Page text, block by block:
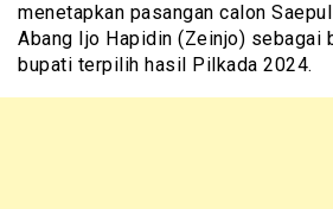
menetapkan pasangan calon
Abang Ijo Hapidin (Zeinjo) sebagai
bupati terpilih hasil Pilkada 2024.